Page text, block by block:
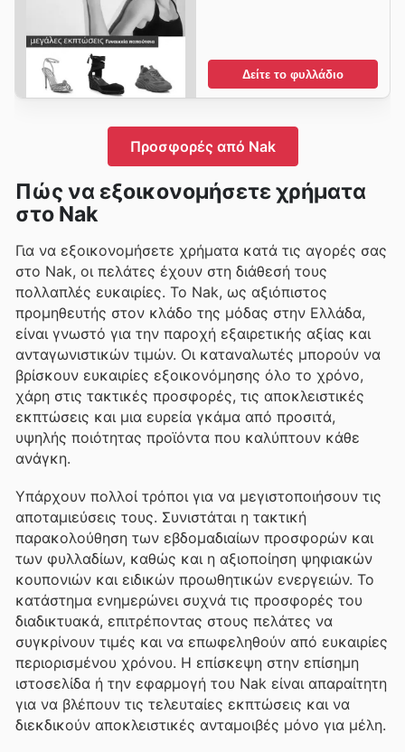
Δείτε το φυλλάδιο
Προσφορές από Nak
Πώς να εξοικονομήσετε χρήματα
στο Nak
Για να εξοικονομήσετε χρήματα κατά τις αγορές σας
στο Nak, οι πελάτες έχουν στη διάθεσή τους
πολλαπλές ευκαιρίες. Το Nak, ως αξιόπιστος
προμηθευτής στον κλάδο της μόδας στην Ελλάδα,
είναι γνωστό για την παροχή εξαιρετικής αξίας και
ανταγωνιστικών τιμών. Οι καταναλωτές μπορούν να
βρίσκουν ευκαιρίες εξοικονόμησης όλο το χρόνο,
χάρη στις τακτικές προσφορές, τις αποκλειστικές
εκπτώσεις και μια ευρεία γκάμα από προσιτά,
υψηλής ποιότητας προϊόντα που καλύπτουν κάθε
ανάγκη.
Υπάρχουν πολλοί τρόποι για να μεγιστοποιήσουν τις
αποταμιεύσεις τους. Συνιστάται η τακτική
παρακολούθηση των εβδομαδιαίων προσφορών και
των φυλλαδίων, καθώς και η αξιοποίηση ψηφιακών
κουπονιών και ειδικών προωθητικών ενεργειών. Το
κατάστημα ενημερώνει συχνά τις προσφορές του
διαδικτυακά, επιτρέποντας στους πελάτες να
συγκρίνουν τιμές και να επωφεληθούν από ευκαιρίες
περιορισμένου χρόνου. Η επίσκεψη στην επίσημη
ιστοσελίδα ή την εφαρμογή του Nak είναι απαραίτητη
για να βλέπουν τις τελευταίες εκπτώσεις και να
διεκδικούν αποκλειστικές ανταμοιβές μόνο για μέλη.